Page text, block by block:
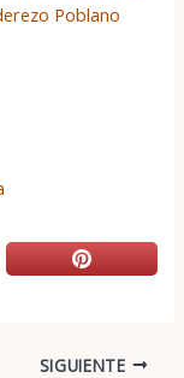
Poblano
SIGUIENTE